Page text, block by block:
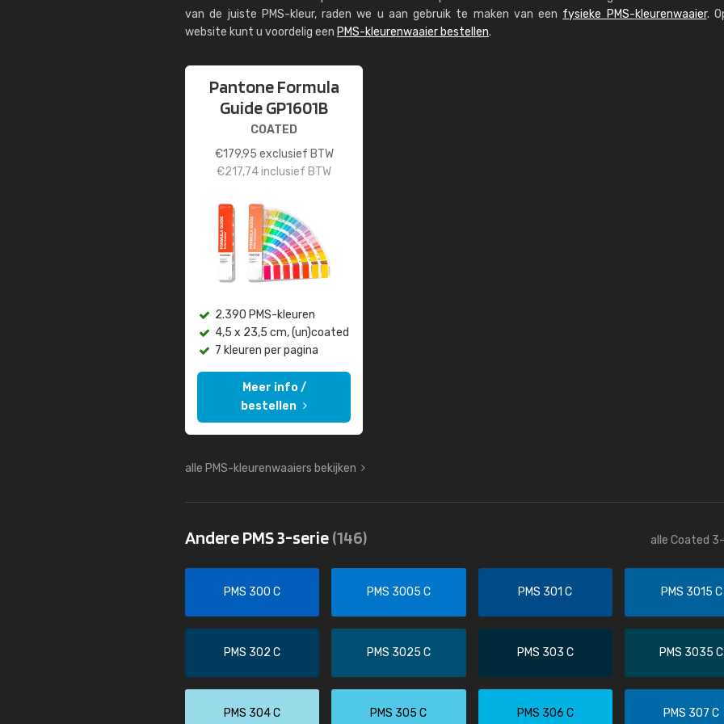
van de juiste PMS-kleur, raden we u aan gebruik te maken van een fysieke PMS-kleurenwaaier.
website kunt u voordelig een PMS-kleurenwaaier bestellen.
Pantone Formula
Guide GP1601B
COATED
€179,95 exclusief BTW
€217,74inclusief BTW
2.390 PMS-kleuren
4,5 x 23,5 cm, (un)coated
7 kleuren per pagina
Meer info /
bestellen
alle PMS-kleurenwaaiers bekijken
Andere PMS 3-serie(146) alle Coated
PMS 300 C PMS 3005 C PMS 301 C PMS 3015 C
PMS 302 C PMS 3025 C PMS 303 C PMS 3035 C
PMS 304 C PMS 305 C PMS 306 C PMS 307 C